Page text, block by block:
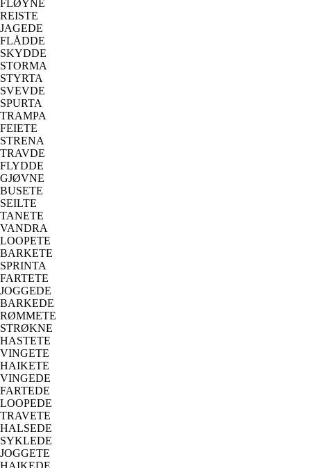
FLØYNE
REISTE
JAGEDE
FLÅDDE
SKYDDE
STORMA
STYRTA
SVEVDE
SPURTA
TRAMPA
FEIETE
STRENA
TRAVDE
FLYDDE
GJØVNE
BUSETE
SEILTE
TANETE
VANDRA
LOOPETE
BARKETE
SPRINTA
FARTETE
JOGGEDE
BARKEDE
RØMMETE
STRØKNE
HASTETE
VINGETE
HAIKETE
VINGEDE
FARTEDE
LOOPEDE
TRAVETE
HALSEDE
SYKLEDE
JOGGETE
HAIKEDE